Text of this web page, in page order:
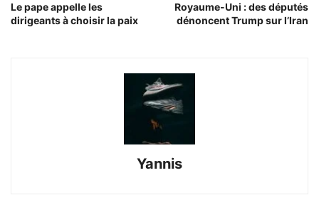
Le pape appelle les
dirigeants à choisir la paix
Royaume-Uni : des députés
dénoncent Trump sur l’Iran
Yannis